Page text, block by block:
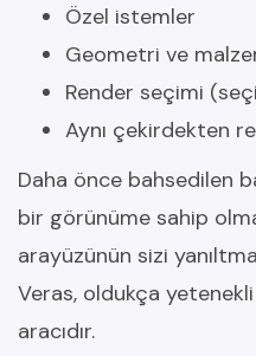
Özel istemler
Geometri ve
Render seçimi
Aynı çekirdekten
Daha önce bahsedilen
bir görünüme sahip
arayüzünün sizi
Veras, oldukça
aracıdır.